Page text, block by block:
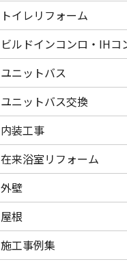
トイレリフォーム
ビルドインコンロ・IHコ
ユニットバス
ユニットバス交換
内装工事
在来浴室リフォーム
外壁
屋根
施工事例集